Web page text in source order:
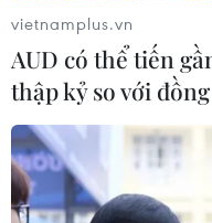
Nhiều nước Mỹ
vietnamplus.vn
AUD có thể tiến
thập kỷ so với